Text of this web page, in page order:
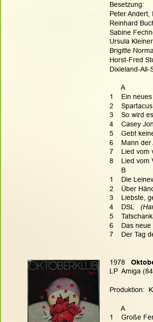
Besetzung:
Peter
Reinhard
Sabine
Ursula
Brigitte
Horst-Fred
Dixieland-All-
      A
1    Ein
2    Spartacus
3    So wird
4    Casey
5    Gebt
6    Mann der
7    Lied vom
8    Lied vom
      B
1    Die
2    Über
3    Liebste,
4    DSL
5
6    Das
7    Der Tag
1978
LP  Amiga
Produktion:
      A
1    Große